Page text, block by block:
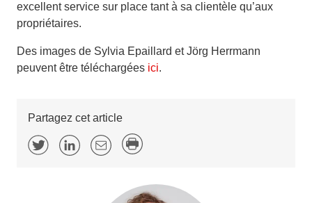
excellent service sur place tant à sa clientèle qu’aux
propriétaires.
Des images de Sylvia Epaillard et Jörg Herrmann
peuvent être téléchargées ici.
Partagez cet article